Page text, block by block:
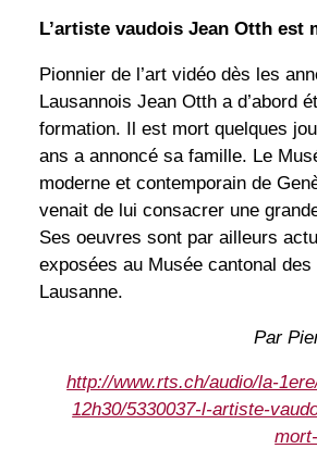
L’artiste vaudois Jean Otth est
Pionnier de l’art vidéo dès les
Lausannois Jean Otth a d’abord
formation. Il est mort quelques
ans a annoncé sa famille. Le
moderne et contemporain de
venait de lui consacrer une
Ses oeuvres sont par ailleurs
exposées au Musée cantonal
Lausanne.
Par
http://www.rts.ch/audio/la-
12h30/5330037-l-artiste-